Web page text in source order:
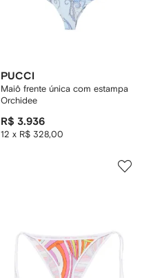
PUCCI
Maiô frente única com estampa
Orchidee
R$ 3.936
12 x R$ 328,00